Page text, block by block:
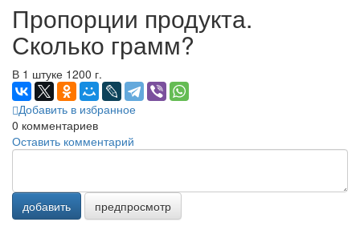
Пропорции продукта.
Сколько грамм?
В 1 штуке 1200 г.
Добавить в избранное
0 комментариев
Оставить комментарий
добавить предпросмотр